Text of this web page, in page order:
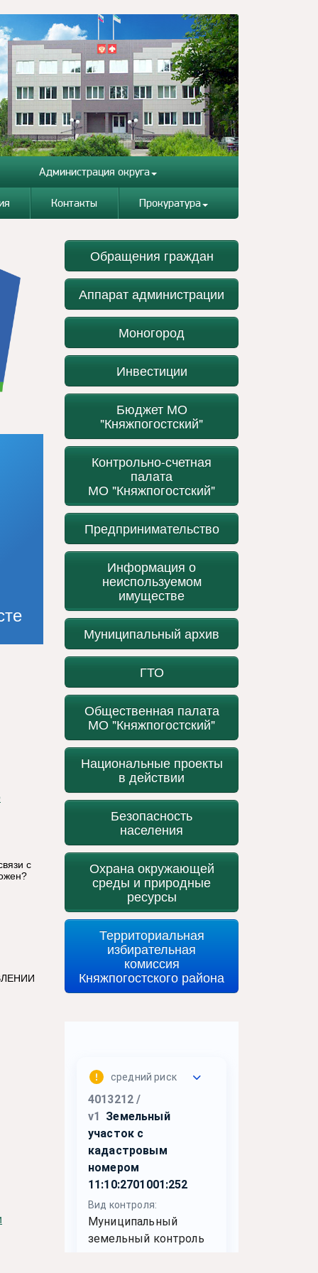
Администрация округа
Контакты Прокуратура
с
Обращения граждан
Аппарат администрации
Моногород
Инвестиции
Бюджет МО
"Княжпогостский"
Контрольно-счетная
палата
МО "Княжпогостский"
Предпринимательство
Информация о
неиспользуемом
имуществе
Муниципальный архив
ГТО
Общественная палата
МО "Княжпогостский"
Национальные проекты
в действии
Безопасность
населения
Охрана окружающей
среды и природные
ресурсы
Территориальная
избирательная
комиссия
Княжпогостского района